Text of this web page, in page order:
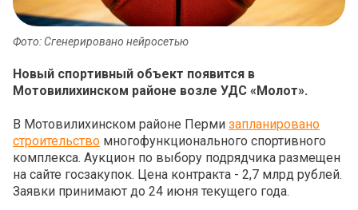
Фото: Сгенерировано нейросетью
Новый спортивный объект появится в
Мотовилихинском районе возле УДС «Молот».
В Мотовилихинском районе Перми запланировано
строительство многофункционального спортивного
комплекса. Аукцион по выбору подрядчика размещен
на сайте госзакупок. Цена контракта - 2,7 млрд рублей.
Заявки принимают до 24 июня текущего года.